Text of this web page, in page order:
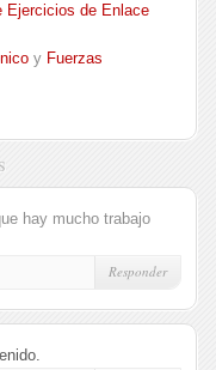
Ejercicios de Enlace
y Fuerzas
hay mucho trabajo
Responder